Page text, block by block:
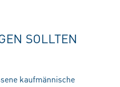
SOLLTEN
kaufmännische